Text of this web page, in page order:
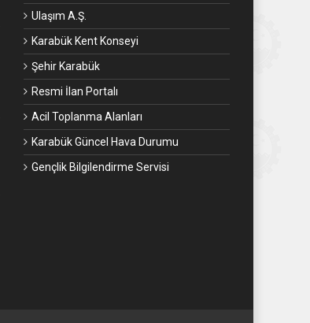
Ulaşım A.Ş.
Karabük Kent Konseyi
Şehir Karabük
Resmi İlan Portalı
Acil Toplanma Alanları
Karabük Güncel Hava Durumu
Gençlik Bilgilendirme Servisi